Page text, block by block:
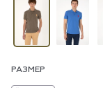
РАЗМЕР